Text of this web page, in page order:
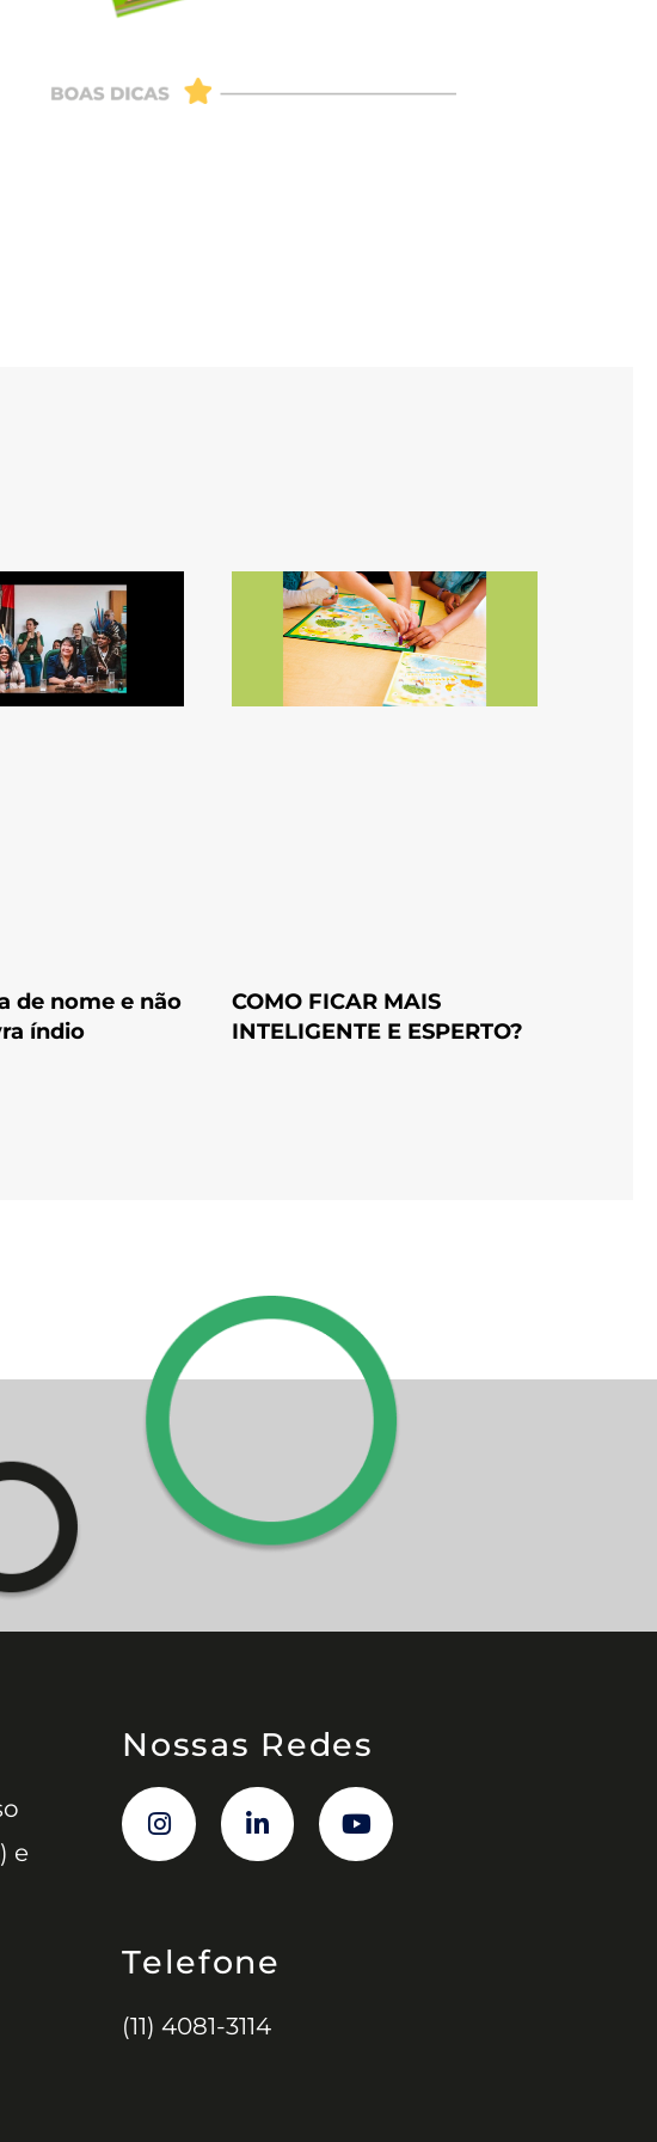
de nome e não
índio
COMO FICAR MAIS
INTELIGENTE E ESPERTO?
e
Nossas Redes
Telefone
(11) 4081-3114